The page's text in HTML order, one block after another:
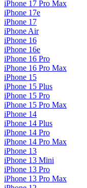
iPhone 17 Pro Max
iPhone 17e
iPhone 17
iPhone Air
iPhone 16
iPhone 16e
iPhone 16 Pro
iPhone 16 Pro Max
iPhone 15
iPhone 15 Plus
iPhone 15 Pro
iPhone 15 Pro Max
iPhone 14
iPhone 14 Plus
iPhone 14 Pro
iPhone 14 Pro Max
iPhone 13
iPhone 13 Mini
iPhone 13 Pro
iPhone 13 Pro Max